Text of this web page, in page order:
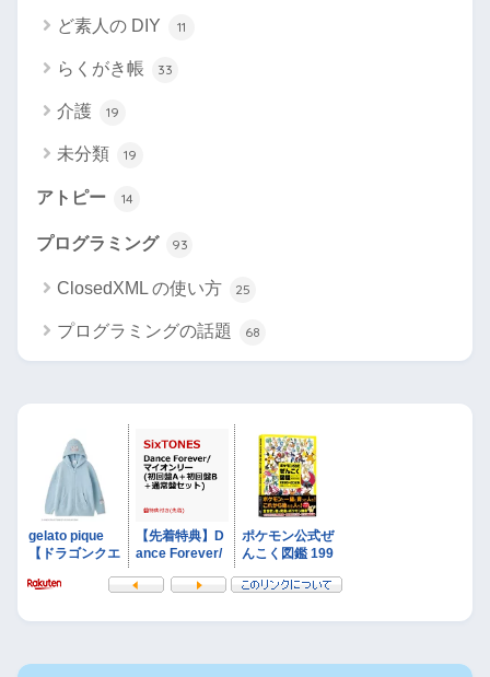
ど素人の DIY 11
らくがき帳 33
介護 19
未分類 19
アトピー 14
プログラミング 93
ClosedXML の使い方 25
プログラミングの話題 68